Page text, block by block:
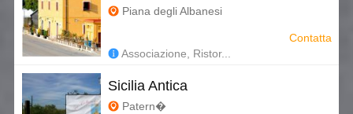
Piana degli Albanesi
Associazione, Ristor...
Contatta
Sicilia Antica
Patern�